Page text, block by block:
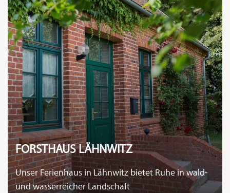
FORSTHAUS LÄHNWITZ
Unser Ferienhaus in Lähnwitz bietet Ruhe in wald-
und wasserreicher Landschaft